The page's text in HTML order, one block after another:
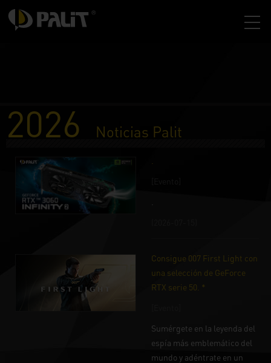
2026 Noticias Palit
Consigue 007 First Light con
una selección de GeForce
RTX serie 50. *
Sumérgete en la leyenda del
espía más emblemático del
mundo y adéntrate en un